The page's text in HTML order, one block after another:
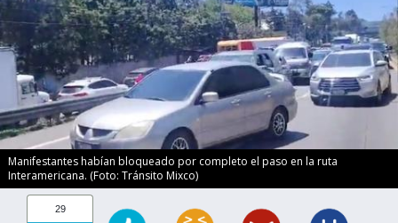
Manifestantes habían bloqueado por completo el paso en la ruta
Interamericana. (Foto: Tránsito Mixco)
29